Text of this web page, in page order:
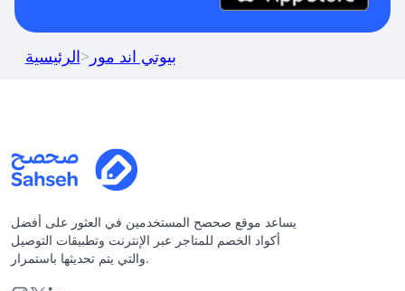
الرئيسية> بيوتي اند مور
يساعد موقع صحصح المستخدمين في العثور على أفضل
أكواد الخصم للمتاجر عبر الإنترنت وتطبيقات التوصيل
والتي يتم تحديثها باستمرار.